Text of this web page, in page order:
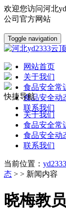
欢迎您访问河北
公司官方网站
Toggle navigation
网站首页
关于我们
食品安全常
食品安全动
联系我们
快捷导航
关于我们
食品安全常
食品安全动
联系我们
当前位置：
态 > > 新闻内容
晓梅教